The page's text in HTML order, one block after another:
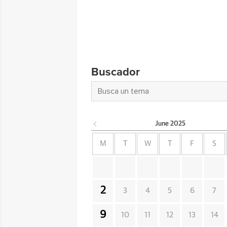
Buscador
June 2025
M W F S
2 3 4 5 6 7
9 10 11 12 13 14